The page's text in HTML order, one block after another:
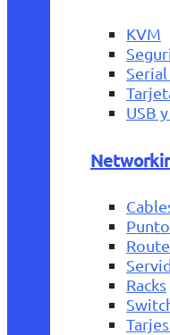
KVM
USB
Racks